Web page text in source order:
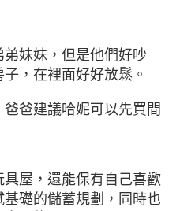
妹妹，但是他們好吵
，在裡面好好放鬆。
爸建議哈妮可以先買間
屋，還能保有自己喜歡
礎的儲蓄規劃，同時也